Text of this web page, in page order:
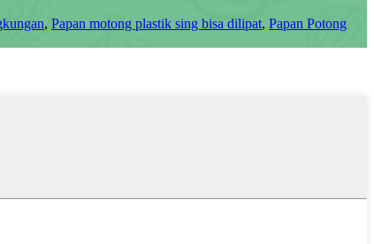
, Papan motong plastik sing bisa dilipat, Papan Potong